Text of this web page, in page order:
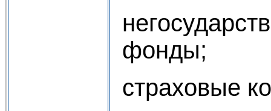
фонды;
страховые